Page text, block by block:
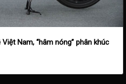
Nam, “hâm nóng” phân khúc